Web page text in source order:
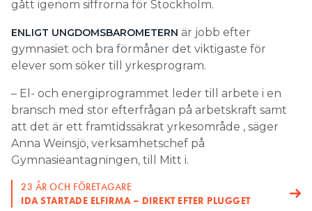
elever som söker till yrkesprogram.
– El- och energiprogrammet leder till arbete i en
bransch med stor efterfrågan på arbetskraft samt
att det är ett framtidssäkrat yrkesområde , säger
Anna Weinsjö, verksamhetschef på
Gymnasieantagningen, till Mitt i.
23 ÅR OCH FÖRETAGARE
IDA STARTADE ELFIRMA – DIREKT EFTER PLUGGET
DET ALLRA POPULÄRASTE PROGRAMMET
är ekonomiprogrammet med 8 042 sökande på
7075 platser, en ökning med 438 ansökningar